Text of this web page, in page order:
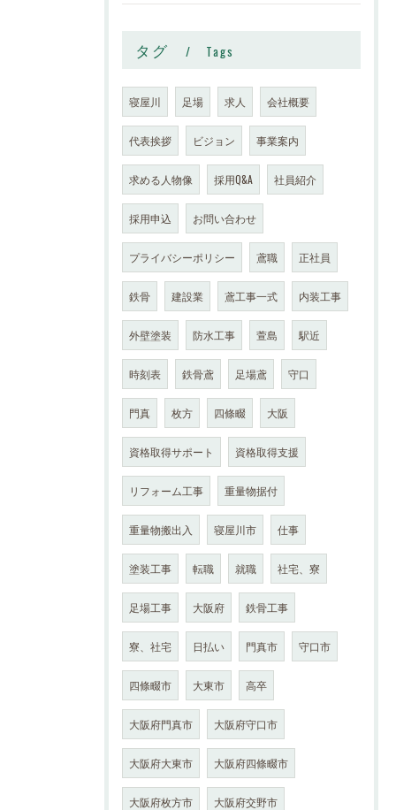
タグ Tags
寝屋川 足場 求人 会社概要
代表挨拶 ビジョン 事業案内
求める人物像 採用Q&A 社員紹介
採用申込 お問い合わせ
プライバシーポリシー 鳶職 正社員
鉄骨 建設業 鳶工事一式 内装工事
外壁塗装 防水工事 萱島 駅近
時刻表 鉄骨鳶 足場鳶 守口
門真 枚方 四條畷 大阪
資格取得サポート 資格取得支援
リフォーム工事 重量物据付
重量物搬出入 寝屋川市 仕事
塗装工事 転職 就職 社宅、寮
足場工事 大阪府 鉄骨工事
寮、社宅 日払い 門真市 守口市
四條畷市 大東市 高卒
大阪府門真市 大阪府守口市
大阪府大東市 大阪府四條畷市
大阪府枚方市 大阪府交野市